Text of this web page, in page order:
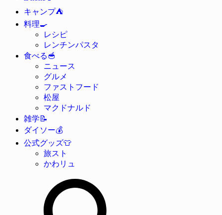
キャンプ⛺
料理🍳
レシピ
レンチンパスタ
食べる 🥣
ニュース
グルメ
ファストフード
松屋
マクドナルド
雑学📝
ダイソー💰
公式グッズ👕
旅スト
かわリュ